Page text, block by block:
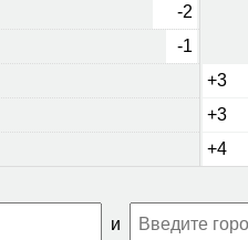
-2
-1
+3
+3
+4
и